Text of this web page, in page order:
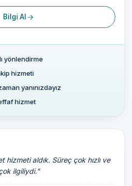
Bilgi Al
yönlendirme
hizmeti
yanınızdayız
hizmet
hizmeti aldık. Süreç çok hızlı ve
ilgiliydi."